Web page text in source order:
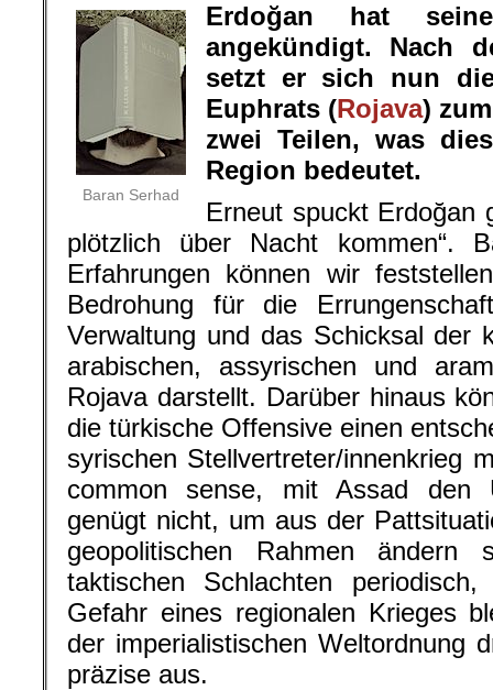
Baran Serhad
Erdoğan hat
angekündigt. Nach
setzt er sich nun
Euphrats (Rojava)
zwei Teilen, was
Region bedeutet.
Erneut spuckt Erdoğan
plötzlich über Nacht kommen“.
Erfahrungen können wir
Bedrohung für die
Verwaltung und das Schicksal der
arabischen, assyrischen und
Rojava darstellt. Darüber hinaus
die türkische Offensive einen
syrischen Stellvertreter/innenkrieg
common sense, mit Assad den
genügt nicht, um aus der
geopolitischen Rahmen
taktischen Schlachten
Gefahr eines regionalen Krieges
der imperialistischen Weltordnung
präzise aus.